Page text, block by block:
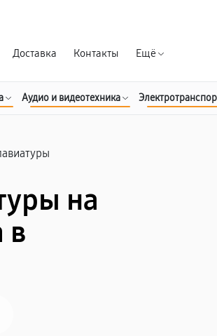
Доставка Контакты Ещё
Аудио и видеотехника
на
в